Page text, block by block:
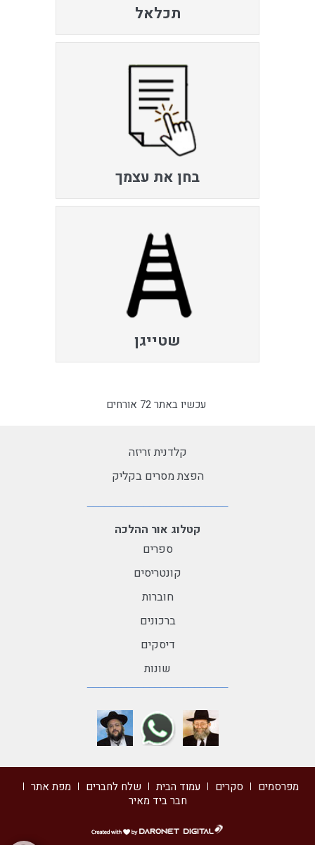
תכלאל
בחן את עצמך
שטייגן
עכשיו באתר 72 אורחים
קלדנית זריזה
הפצת מסרים בקליק
קטלוג אור ההלכה
ספרים
קונטריסים
חוברות
ברכונים
דיסקים
שונות
מפרסמים סקרים עמוד הבית שלח לחברים
מפת אתר
חבר ביד מאיר
דרונט